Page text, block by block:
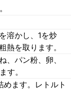
溶かし、1を炒
熱を取ります。
、パン粉、卵、
す。
ます。レトルト